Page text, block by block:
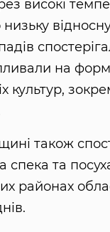
високі
на
культур,
також
спека та
районах